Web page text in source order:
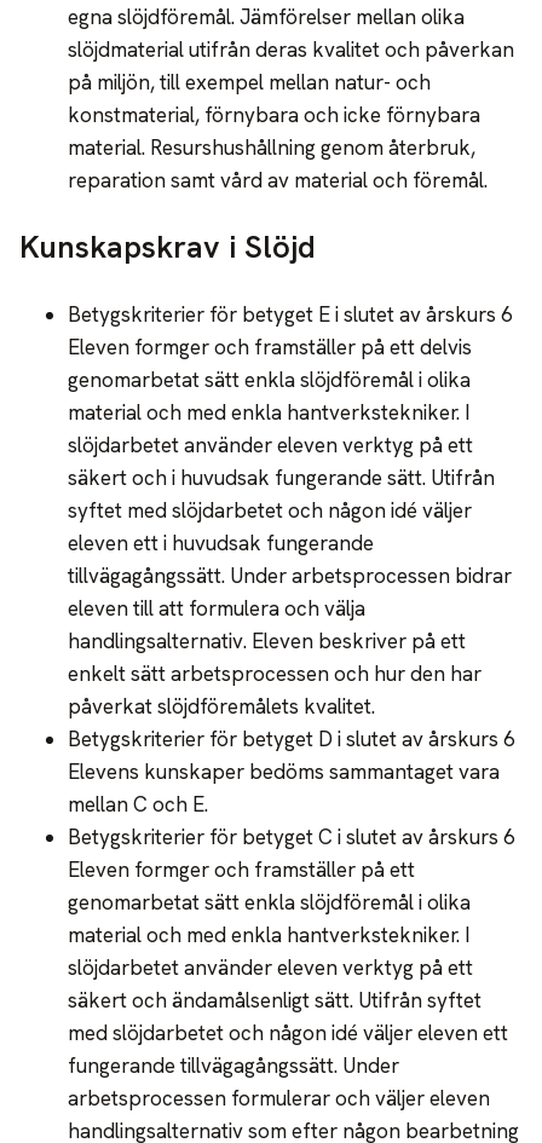
egna slöjdföremål. Jämförelser mellan olika
slöjdmaterial utifrån deras kvalitet och påverkan
på miljön, till exempel mellan natur- och
konstmaterial, förnybara och icke förnybara
material. Resurshushållning genom återbruk,
reparation samt vård av material och föremål.
Kunskapskrav i Slöjd
Betygskriterier för betyget E i slutet av årskurs 6
Eleven formger och framställer på ett delvis
genomarbetat sätt enkla slöjdföremål i olika
material och med enkla hantverkstekniker. I
slöjdarbetet använder eleven verktyg på ett
säkert och i huvudsak fungerande sätt. Utifrån
syftet med slöjdarbetet och någon idé väljer
eleven ett i huvudsak fungerande
tillvägagångssätt. Under arbetsprocessen bidrar
eleven till att formulera och välja
handlingsalternativ. Eleven beskriver på ett
enkelt sätt arbetsprocessen och hur den har
påverkat slöjdföremålets kvalitet.
Betygskriterier för betyget D i slutet av årskurs 6
Elevens kunskaper bedöms sammantaget vara
mellan C och E.
Betygskriterier för betyget C i slutet av årskurs 6
Eleven formger och framställer på ett
genomarbetat sätt enkla slöjdföremål i olika
material och med enkla hantverkstekniker. I
slöjdarbetet använder eleven verktyg på ett
säkert och ändamålsenligt sätt. Utifrån syftet
med slöjdarbetet och någon idé väljer eleven ett
fungerande tillvägagångssätt. Under
arbetsprocessen formulerar och väljer eleven
handlingsalternativ som efter någon bearbetning